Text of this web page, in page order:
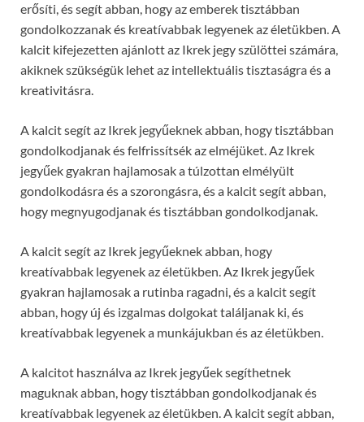
erősíti, és segít abban, hogy az emberek tisztábban
gondolkozzanak és kreatívabbak legyenek az életükben. A
kalcit kifejezetten ajánlott az Ikrek jegy szülöttei számára,
akiknek szükségük lehet az intellektuális tisztaságra és a
kreativitásra.
A kalcit segít az Ikrek jegyűeknek abban, hogy tisztábban
gondolkodjanak és felfrissítsék az elméjüket. Az Ikrek
jegyűek gyakran hajlamosak a túlzottan elmélyült
gondolkodásra és a szorongásra, és a kalcit segít abban,
hogy megnyugodjanak és tisztábban gondolkodjanak.
A kalcit segít az Ikrek jegyűeknek abban, hogy
kreatívabbak legyenek az életükben. Az Ikrek jegyűek
gyakran hajlamosak a rutinba ragadni, és a kalcit segít
abban, hogy új és izgalmas dolgokat találjanak ki, és
kreatívabbak legyenek a munkájukban és az életükben.
A kalcitot használva az Ikrek jegyűek segíthetnek
maguknak abban, hogy tisztábban gondolkodjanak és
kreatívabbak legyenek az életükben. A kalcit segít abban,